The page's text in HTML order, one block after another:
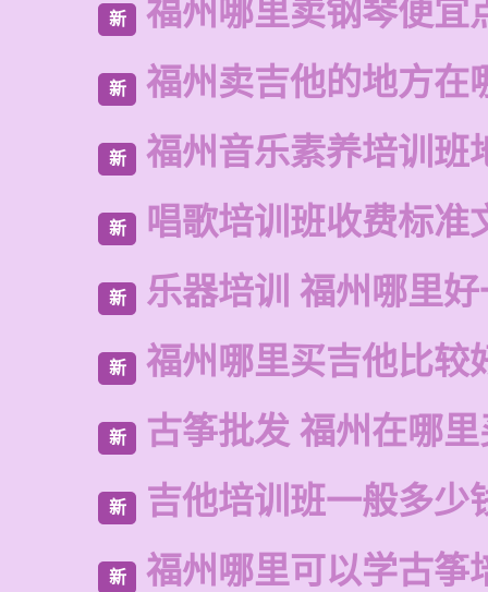
新 福州哪里卖钢琴便宜
新 福州卖吉他的地方在
新 福州音乐素养培训班
新 唱歌培训班收费标准
新 乐器培训 福州哪里
新 福州哪里买吉他比较
新 古筝批发 福州在哪
新 吉他培训班一般多少
新 福州哪里可以学古筝